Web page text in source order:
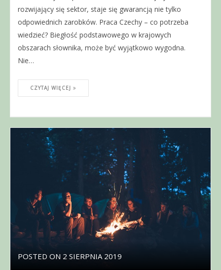
rozwijający się sektor, staje się gwarancją nie tylko
odpowiednich zarobków. Praca Czechy – co potrzeba
wiedzieć? Biegłość podstawowego w krajowych
obszarach słownika, może być wyjątkowo wygodna.
Nie…
CZYTAJ WIĘCEJ
POSTED ON 2 SIERPNIA 2019